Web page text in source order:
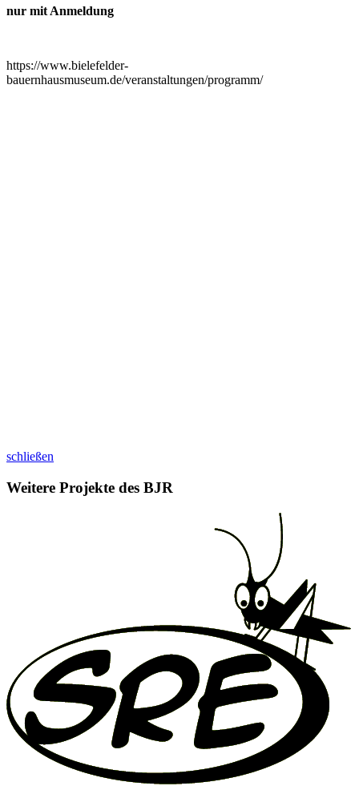
nur mit Anmeldung
https://www.bielefelder-
bauernhausmuseum.de/veranstaltungen/programm/
schließen
Weitere Projekte des BJR